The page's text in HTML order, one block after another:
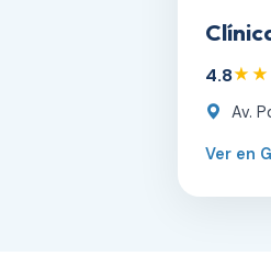
4.8
Av.
Ver en